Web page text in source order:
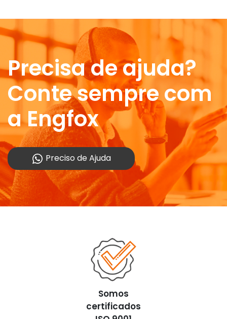
Precisa de ajuda?
Conte sempre com
a Engfox
Preciso de Ajuda
Somos
certificados